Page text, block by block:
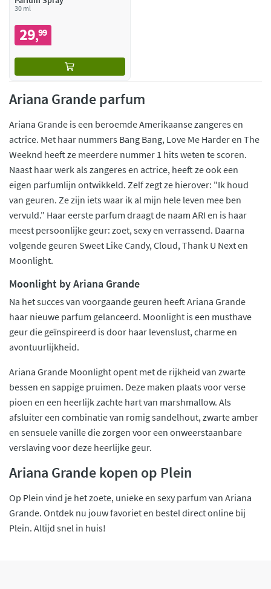
30 ml
29,99
Ariana Grande parfum
Ariana Grande is een beroemde Amerikaanse zangeres en
actrice. Met haar nummers Bang Bang, Love Me Harder en The
Weeknd heeft ze meerdere nummer 1 hits weten te scoren.
Naast haar werk als zangeres en actrice, heeft ze ook een
eigen parfumlijn ontwikkeld. Zelf zegt ze hierover: "Ik houd
van geuren. Ze zijn iets waar ik al mijn hele leven mee ben
vervuld." Haar eerste parfum draagt de naam ARI en is haar
meest persoonlijke geur: zoet, sexy en verrassend. Daarna
volgende geuren Sweet Like Candy, Cloud, Thank U Next en
Moonlight.
Moonlight by Ariana Grande
Na het succes van voorgaande geuren heeft Ariana Grande
haar nieuwe parfum gelanceerd. Moonlight is een musthave
geur die geïnspireerd is door haar levenslust, charme en
avontuurlijkheid.
Ariana Grande Moonlight opent met de rijkheid van zwarte
bessen en sappige pruimen. Deze maken plaats voor verse
pioen en een heerlijk zachte hart van marshmallow. Als
afsluiter een combinatie van romig sandelhout, zwarte amber
en sensuele vanille die zorgen voor een onweerstaanbare
verslaving voor deze heerlijke geur.
Ariana Grande kopen op Plein
Op Plein vind je het zoete, unieke en sexy parfum van Ariana
Grande. Ontdek nu jouw favoriet en bestel direct online bij
Plein. Altijd snel in huis!